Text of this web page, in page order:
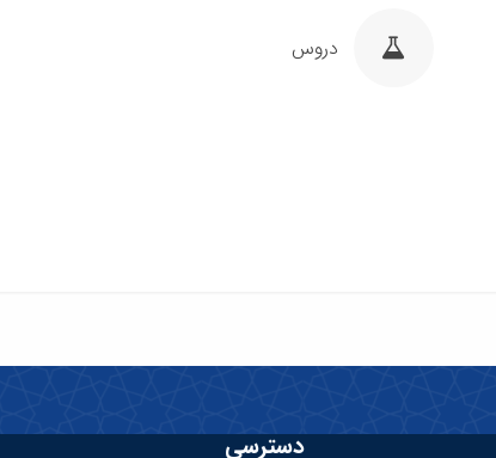
دروس
دسترسی